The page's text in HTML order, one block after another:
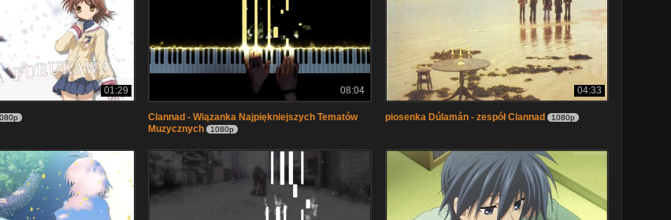
01:29 08:04
Clannad - Wiązanka Najpiękniejszych Tematów
Muzycznych
1080p
04:33
piosenka Dúlamán - zespół Clannad 1080p